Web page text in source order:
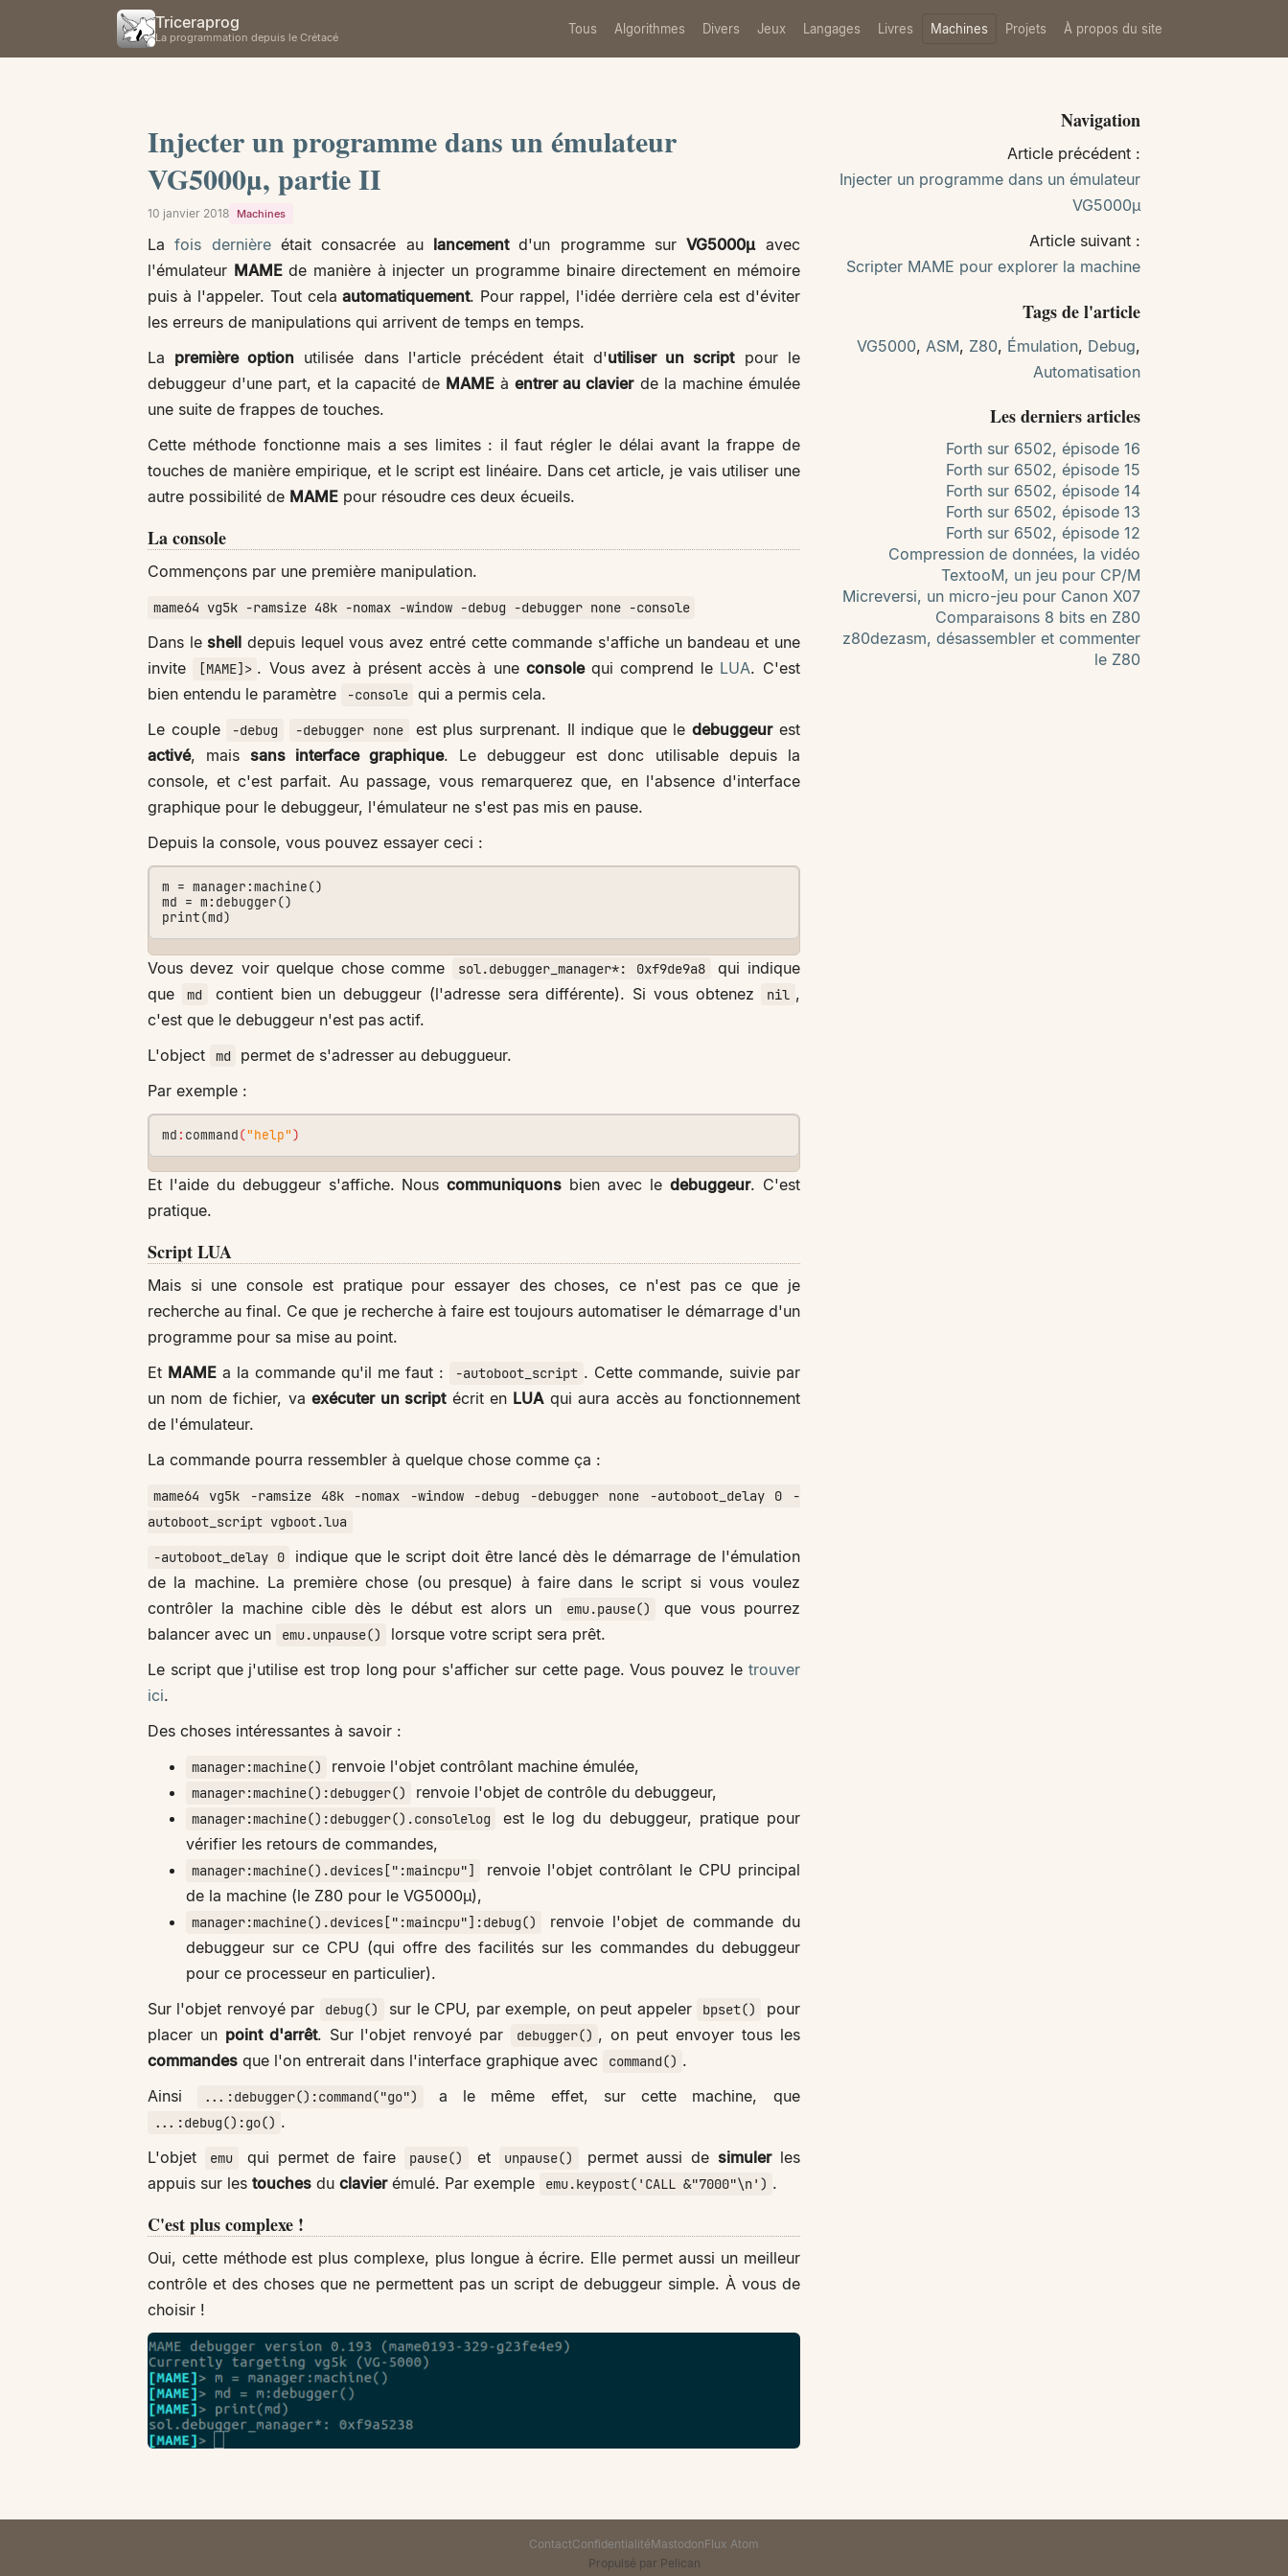
Triceraprog
La programmation depuis le Crétacé
Tous Algorithmes Divers Jeux Langages Livres Machines Projets À propos du site
Injecter un programme dans un émulateur
VG5000µ, partie II
10 janvier 2018 Machines
Lafois dernièreétait consacrée au lancementd'un programme surVG5000µavec
l'émulateur MAMEde manière à injecter un programme binaire directement en mémoire
puis à l'appeler. Tout celaautomatiquement. Pour rappel, l'idée derrière cela est d'éviter
les erreurs de manipulations qui arrivent de temps en temps.
La première option utilisée dans l'article précédent était d'utiliser un scriptpour le
debuggeur d'une part, et la capacité de MAME àentrer au clavierde la machine émulée
une suite de frappes de touches.
Cette méthode fonctionne mais a ses limites : il faut régler le délai avant la frappe de
touches de manière empirique, et le script est linéaire. Dans cet article, je vais utiliser une
autre possibilité de MAME pour résoudre ces deux écueils.
La console
Commençons par une première manipulation.
mame64 vg5k -ramsize 48k -nomax -window -debug -debugger none -console
Dans leshell depuis lequel vous avez entré cette commande s'affiche un bandeau et une
invite
[MAME]> . Vous avez à présent accès à une consolequi comprend le LUA. C'est
bien entendu le paramètre
-console qui a permis cela.
Le couple
-debug -debugger none est plus surprenant. Il indique que ledebuggeurest
activé, maissans interface graphique. Le debuggeur est donc utilisable depuis la
console, et c'est parfait. Au passage, vous remarquerez que, en l'absence d'interface
graphique pour le debuggeur, l'émulateur ne s'est pas mis en pause.
Depuis la console, vous pouvez essayer ceci :
m = manager:machine()
md = m:debugger()
Vous devez voir quelque chose comme sol.debugger_manager*: 0xf9de9a8
qui indique
que
md contient bien un debuggeur (l'adresse sera différente). Si vous obtenez nil ,
c'est que le debuggeur n'est pas actif.
L'object
md
permet de s'adresser au debuggueur.
Par exemple :
md : command("help")
Et l'aide du debuggeur s'affiche. Nouscommuniquons bien avec le debuggeur. C'est
pratique.
Script LUA
Mais si une console est pratique pour essayer des choses, ce n'est pas ce que je
recherche au final. Ce que je recherche à faire est toujours automatiser le démarrage d'un
programme pour sa mise au point.
Et MAME a la commande qu'il me faut : -autoboot_script . Cette commande, suivie par
un nom de fichier, vaexécuter un scriptécrit en LUAqui aura accès au fonctionnement
de l'émulateur.
La commande pourra ressembler à quelque chose comme ça :
mame64 vg5k -ramsize 48k -nomax -window -debug -debugger none -autoboot_delay 0 -
autoboot_script vgboot.lua
-autoboot_delay 0
indique que le script doit être lancé dès le démarrage de l'émulation
de la machine. La première chose (ou presque) à faire dans le script si vous voulez
contrôler la machine cible dès le début est alors un
emu.pause()
que vous pourrez
balancer avec un
emu.unpause()
lorsque votre script sera prêt.
Le script que j'utilise est trop long pour s'afficher sur cette page. Vous pouvez le trouver
ici.
Des choses intéressantes à savoir :
manager:machine() renvoie l'objet contrôlant machine émulée,
manager:machine():debugger() renvoie l'objet de contrôle du debuggeur,
manager:machine():debugger().consolelog
est le log du debuggeur, pratique pour
vérifier les retours de commandes,
manager:machine().devices[":maincpu"]
renvoie l'objet contrôlant le CPU principal
de la machine (le Z80 pour le VG5000µ),
manager:machine().devices[":maincpu"]:debug()
renvoie l'objet de commande du
debuggeur sur ce CPU (qui offre des facilités sur les commandes du debuggeur
pour ce processeur en particulier).
Sur l'objet renvoyé par
debug() sur le CPU, par exemple, on peut appeler bpset()
pour
placer un point d'arrêt. Sur l'objet renvoyé par debugger() , on peut envoyer tous les
commandes que l'on entrerait dans l'interface graphique avec command() .
Ainsi
...:debugger():command("go") a le même effet, sur cette machine, que
...:debug():go() .
L'objet
emu qui permet de faire pause() et unpause() permet aussi de simulerles
appuis sur les touches du clavierémulé. Par exemple emu.keypost('CALL &"7000"\n') .
C'est plus complexe !
Oui, cette méthode est plus complexe, plus longue à écrire. Elle permet aussi un meilleur
contrôle et des choses que ne permettent pas un script de debuggeur simple. À vous de
choisir !
Navigation
Article précédent :
Injecter un programme dans un émulateur
VG5000µ
Article suivant :
Scripter MAME pour explorer la machine
Tags de l'article
VG5000, ASM, Z80, Émulation, Debug,
Automatisation
Les derniers articles
Forth sur 6502, épisode 16
Forth sur 6502, épisode 15
Forth sur 6502, épisode 14
Forth sur 6502, épisode 13
Forth sur 6502, épisode 12
Compression de données, la vidéo
TextooM, un jeu pour CP/M
Micreversi, un micro-jeu pour Canon X07
Comparaisons 8 bits en Z80
z80dezasm, désassembler et commenter
le Z80
ContactConfidentialitéMastodonFlux Atom
Propulsé par Pelican